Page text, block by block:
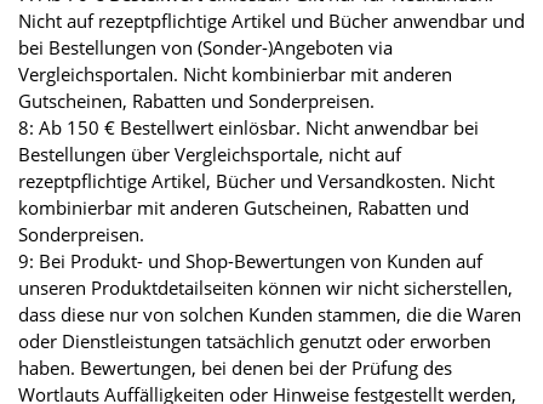
Nicht auf rezeptpflichtige Artikel und Bücher anwendbar und
bei Bestellungen von (Sonder-)Angeboten via
Vergleichsportalen. Nicht kombinierbar mit anderen
Gutscheinen, Rabatten und Sonderpreisen.
8: Ab 150 € Bestellwert einlösbar. Nicht anwendbar bei
Bestellungen über Vergleichsportale, nicht auf
rezeptpflichtige Artikel, Bücher und Versandkosten. Nicht
kombinierbar mit anderen Gutscheinen, Rabatten und
Sonderpreisen.
9: Bei Produkt- und Shop-Bewertungen von Kunden auf
unseren Produktdetailseiten können wir nicht sicherstellen,
dass diese nur von solchen Kunden stammen, die die Waren
oder Dienstleistungen tatsächlich genutzt oder erworben
haben. Bewertungen, bei denen bei der Prüfung des
Wortlauts Auffälligkeiten oder Hinweise festgestellt werden,